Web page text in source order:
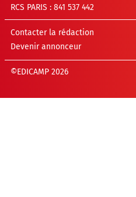
RCS PARIS : 841 537 442
Contacter la rédaction
Devenir annonceur
©EDICAMP 2026